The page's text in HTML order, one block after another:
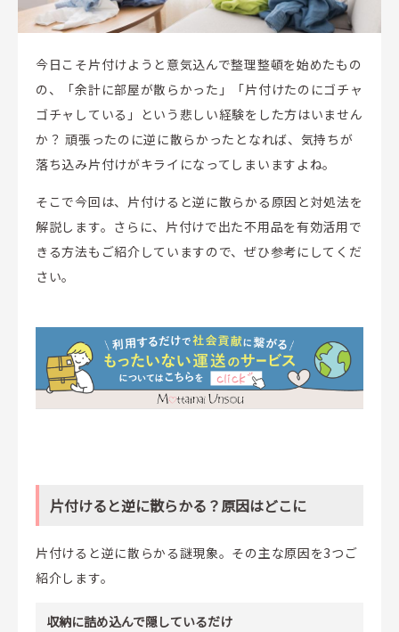
今日こそ片付けようと意気込んで整理整頓を始めたもの
の、「余計に部屋が散らかった」「片付けたのにゴチャ
ゴチャしている」という悲しい経験をした方はいません
か？ 頑張ったのに逆に散らかったとなれば、気持ちが
落ち込み片付けがキライになってしまいますよね。
そこで今回は、片付けると逆に散らかる原因と対処法を
解説します。さらに、片付けで出た不用品を有効活用で
きる方法もご紹介していますので、ぜひ参考にしてくだ
さい。
片付けると逆に散らかる？原因はどこに
片付けると逆に散らかる謎現象。その主な原因を3つご
紹介します。
収納に詰め込んで隠しているだけ